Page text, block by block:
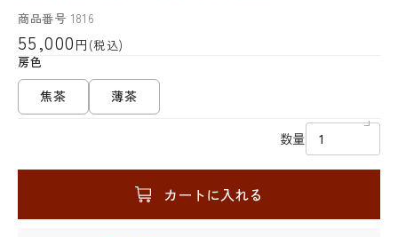
商品番号 1816
55,000 円 (税込)
房色
焦茶 薄茶
数量
カートに入れる